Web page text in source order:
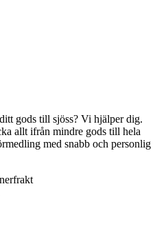
gods till sjöss? Vi hjälper dig.
allt ifrån mindre gods till hela
med snabb och personlig